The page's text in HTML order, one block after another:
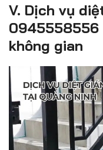
V. Dịch vụ
0945558556
không gian